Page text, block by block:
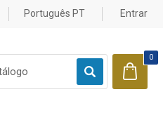
Português PT Entrar
My Cart 0